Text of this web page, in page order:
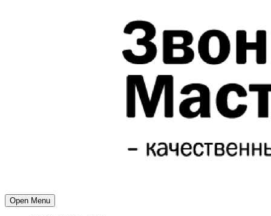
Open Menu